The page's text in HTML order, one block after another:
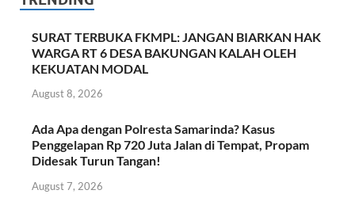
SURAT TERBUKA FKMPL: JANGAN BIARKAN HAK
WARGA RT 6 DESA BAKUNGAN KALAH OLEH
KEKUATAN MODAL
August 8, 2026
Ada Apa dengan Polresta Samarinda? Kasus
Penggelapan Rp 720 Juta Jalan di Tempat, Propam
Didesak Turun Tangan!
August 7, 2026